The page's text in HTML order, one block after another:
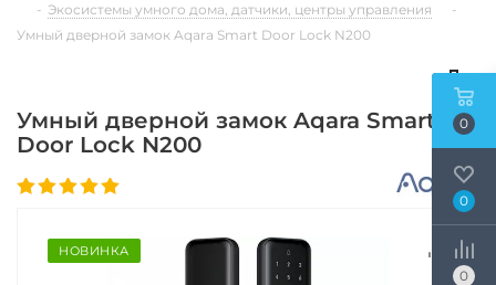
- Экосистемы умного дома, датчики, центры управления
-
Умный дверной замок Aqara Smart Door Lock N200
Умный дверной замок Aqara Smart
Door Lock N200
НОВИНКА
0
0
0